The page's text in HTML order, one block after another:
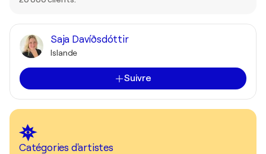
Saja Davíðsdóttir
Islande
Suivre
Catégories d'artistes